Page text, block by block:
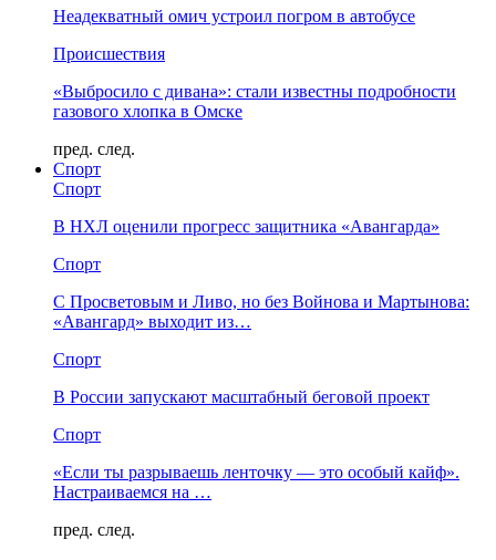
Неадекватный омич устроил погром в автобусе
Происшествия
«Выбросило с дивана»: стали известны подробности
газового хлопка в Омске
пред. след.
Спорт
Спорт
В НХЛ оценили прогресс защитника «Авангарда»
Спорт
С Просветовым и Ливо, но без Войнова и Мартынова:
«Авангард» выходит из…
Спорт
В России запускают масштабный беговой проект
Спорт
«Если ты разрываешь ленточку — это особый кайф».
Настраиваемся на …
пред. след.